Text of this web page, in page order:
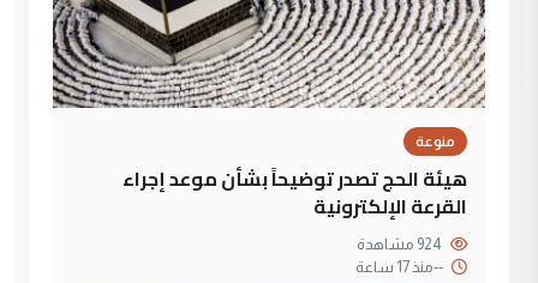
منوعة
هيئة الحج تصدر توضيحاً بشأن موعد إجراء
القرعة الإلكترونية
--منذ 17 ساعة